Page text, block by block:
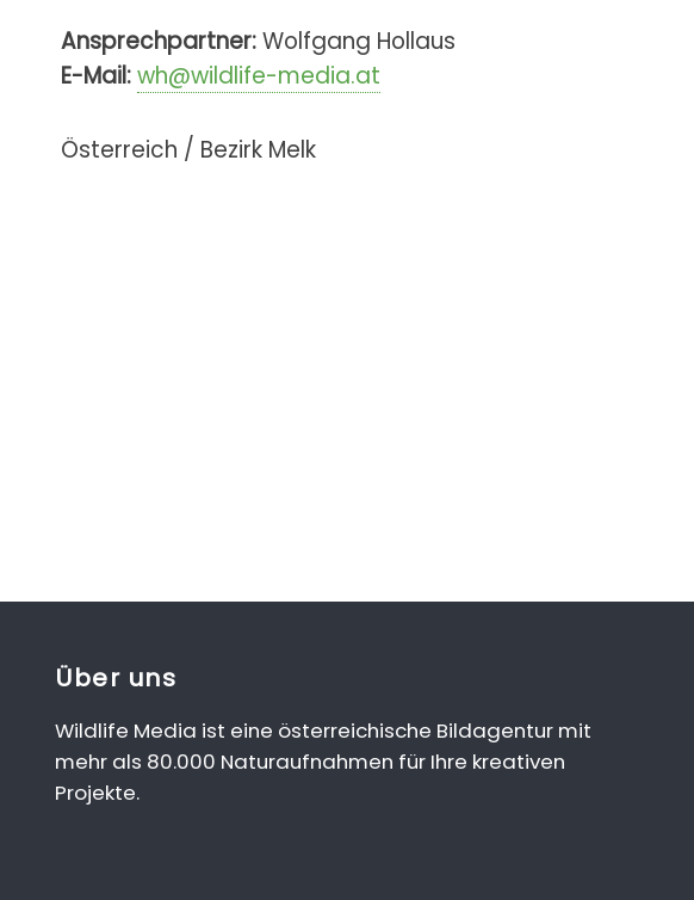
Ansprechpartner:Wolfgang Hollaus
E-Mail:wh@wildlife-media.at
Österreich / Bezirk Melk
Über uns
Wildlife Media ist eine österreichische Bildagentur mit
mehr als 80.000 Naturaufnahmen für Ihre kreativen
Projekte.